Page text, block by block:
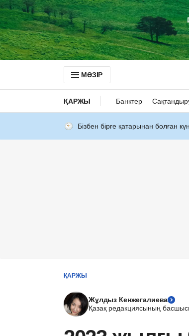
МӘЗІР
ҚАРЖЫ Банктер
Бізбен бірге қатарынан болған
ҚАРЖЫ
Жұлдыз Кенжегалиева
Қазақ редакциясының